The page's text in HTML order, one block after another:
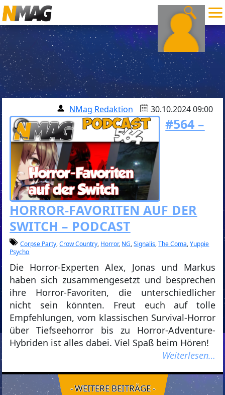
NMag Redaktion 30.10.2024 09:00
#564 –
HORROR-FAVORITEN AUF DER
SWITCH – PODCAST
Corpse Party,Crow Country, Horror, NG,Signalis,The Coma,Yuppie
Psycho
Die Horror-Experten Alex, Jonas und Markus
haben sich zusammengesetzt und besprechen
ihre Horror-Favoriten, die unterschiedlicher
nicht sein könnten. Freut euch auf tolle
Empfehlungen, vom klassischen Survival-Horror
über Tiefseehorror bis zu Horror-Adventure-
Hybriden ist alles dabei. Viel Spaß beim Hören!
Weiterlesen…
- WEITERE BEITRÄGE -